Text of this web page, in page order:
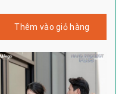
Thêm vào giỏ hàng